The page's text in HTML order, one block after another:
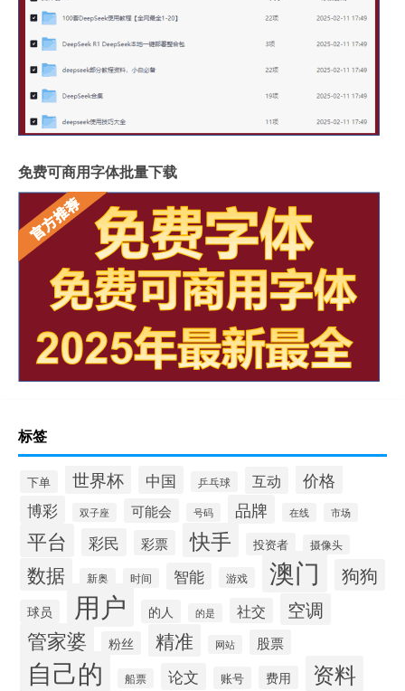
免费可商用字体批量下载
标签
下单 世界杯 中国 乒乓球 互动 价格
博彩 双子座 可能会 号码 品牌 在线 市场
平台 彩民 彩票 快手 投资者 摄像头
数据 新奥 时间 智能 游戏 澳门 狗狗
球员 用户 的人 的是 社交 空调
管家婆 粉丝 精准 网站 股票
自己的 船票 论文 账号 费用 资料